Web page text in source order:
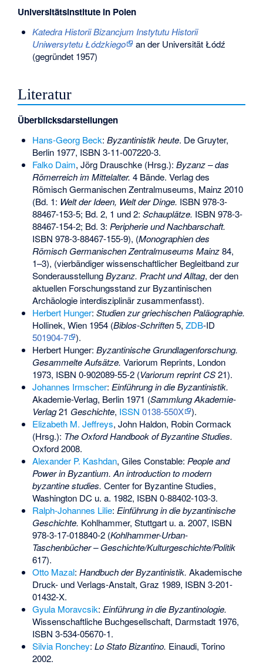
Universitätsinstitute in Polen
Katedra Historii Bizancjum Instytutu Historii
Uniwersytetu Łódzkiego
an der Universität Łódź
(gegründet 1957)
Literatur
Überblicksdarstellungen
Hans-Georg Beck: Byzantinistik heute. De Gruyter,
Berlin 1977, ISBN 3-11-007220-3.
Falko Daim, Jörg Drauschke (Hrsg.): Byzanz – das
Römerreich im Mittelalter. 4 Bände. Verlag des
Römisch Germanischen Zentralmuseums, Mainz 2010
(Bd. 1: Welt der Ideen, Welt der Dinge. ISBN 978-3-
88467-153-5; Bd. 2, 1 und 2: Schauplätze. ISBN 978-3-
88467-154-2; Bd. 3: Peripherie und Nachbarschaft.
ISBN 978-3-88467-155-9), (Monographien des
Römisch Germanischen Zentralmuseums Mainz84,
1–3), (vierbändiger wissenschaftlicher Begleitband zur
SonderausstellungByzanz. Pracht und Alltag, der den
aktuellen Forschungsstand zur Byzantinischen
Archäologie interdisziplinär zusammenfasst).
Herbert Hunger: Studien zur griechischen Paläographie.
Hollinek, Wien 1954 (Biblos-Schriften5, ZDB-ID
501904-7
).
Herbert Hunger: Byzantinische Grundlagenforschung.
Gesammelte Aufsätze. Variorum Reprints, London
1973, ISBN 0-902089-55-2(Variorum reprint CS21).
Johannes Irmscher: Einführung in die Byzantinistik.
Akademie-Verlag, Berlin 1971 (Sammlung Akademie-
Verlag21 Geschichte, ISSN 0138-550X
).
Elizabeth M. Jeffreys, John Haldon, Robin Cormack
(Hrsg.): The Oxford Handbook of Byzantine Studies.
Oxford 2008.
Alexander P. Kashdan, Giles Constable: People and
Power in Byzantium. An introduction to modern
byzantine studies. Center for Byzantine Studies,
Washington DC u. a. 1982, ISBN 0-88402-103-3.
Ralph-Johannes Lilie: Einführung in die byzantinische
Geschichte. Kohlhammer, Stuttgart u. a. 2007, ISBN
978-3-17-018840-2(Kohlhammer-Urban-
Taschenbücher – Geschichte/Kulturgeschichte/Politik
617).
Otto Mazal: Handbuch der Byzantinistik. Akademische
Druck- und Verlags-Anstalt, Graz 1989, ISBN 3-201-
01432-X.
Gyula Moravcsik: Einführung in die Byzantinologie.
Wissenschaftliche Buchgesellschaft, Darmstadt 1976,
ISBN 3-534-05670-1.
Silvia Ronchey: Lo Stato Bizantino. Einaudi, Torino
2002.